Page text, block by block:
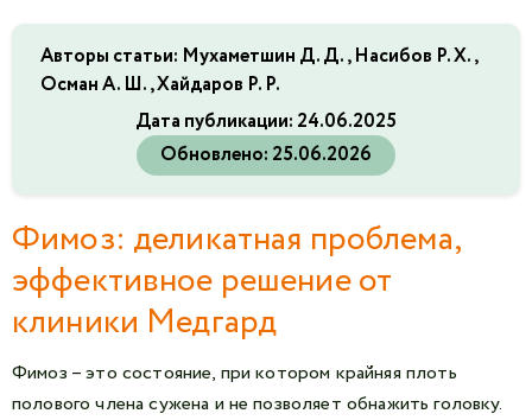
Авторы статьи: Мухаметшин Д. Д., Насибов Р. Х.,
Осман А. Ш., Хайдаров Р. Р.
Дата публикации: 24.06.2025
Обновлено: 25.06.2026
Фимоз: деликатная проблема,
эффективное решение от
клиники Медгард
Фимоз – это состояние, при котором крайняя плоть
полового члена сужена и не позволяет обнажить головку.